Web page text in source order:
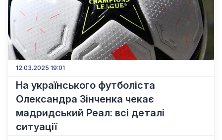
12.03.2025 19:01
На українського футболіста
Олександра Зінченка чекає
мадридський Реал: всі деталі
ситуації